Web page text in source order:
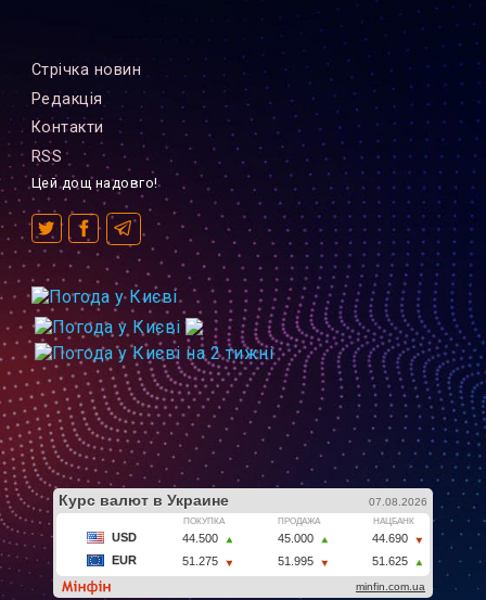
Стрiчка новин
Редакцiя
Контакти
RSS
Цей дощ надовго!